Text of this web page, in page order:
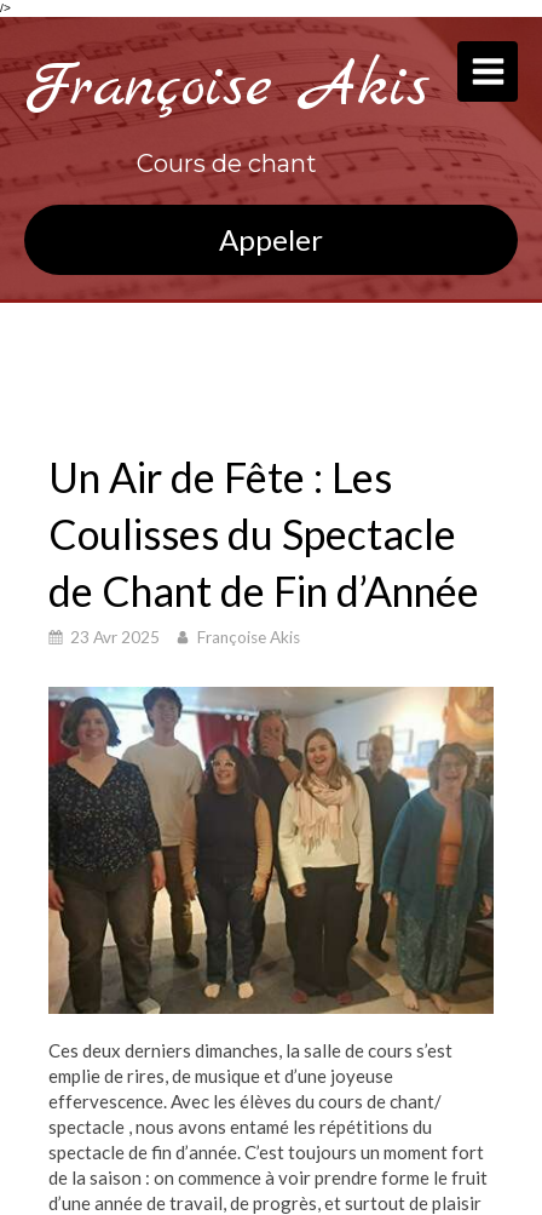
/>
Françoise Akis
Cours de chant
Appeler
Un Air de Fête : Les
Coulisses du Spectacle
de Chant de Fin d’Année
23 Avr 2025 Françoise Akis
Ces deux derniers dimanches, la salle de cours s’est
emplie de rires, de musique et d’une joyeuse
effervescence. Avec les élèves du cours de chant/
spectacle , nous avons entamé les répétitions du
spectacle de fin d’année. C’est toujours un moment fort
de la saison : on commence à voir prendre forme le fruit
d’une année de travail, de progrès, et surtout de plaisir